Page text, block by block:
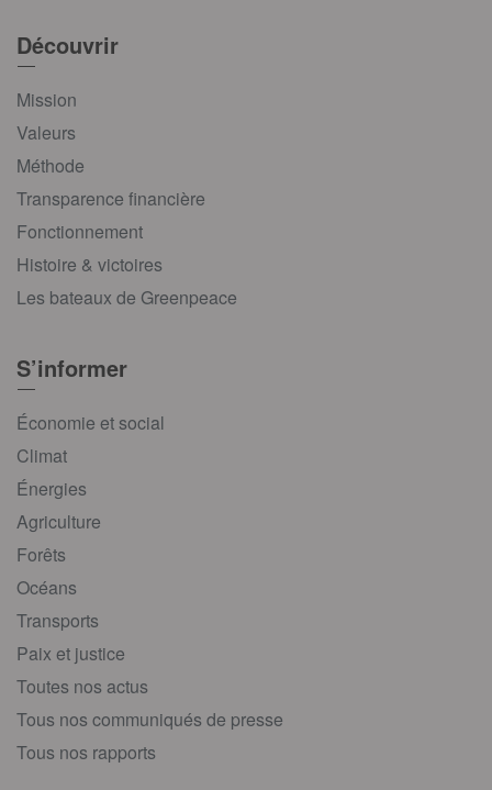
Découvrir
Mission
Valeurs
Méthode
Transparence financière
Fonctionnement
Histoire & victoires
Les bateaux de Greenpeace
S’informer
Économie et social
Climat
Énergies
Agriculture
Forêts
Océans
Transports
Paix et justice
Toutes nos actus
Tous nos communiqués de presse
Tous nos rapports